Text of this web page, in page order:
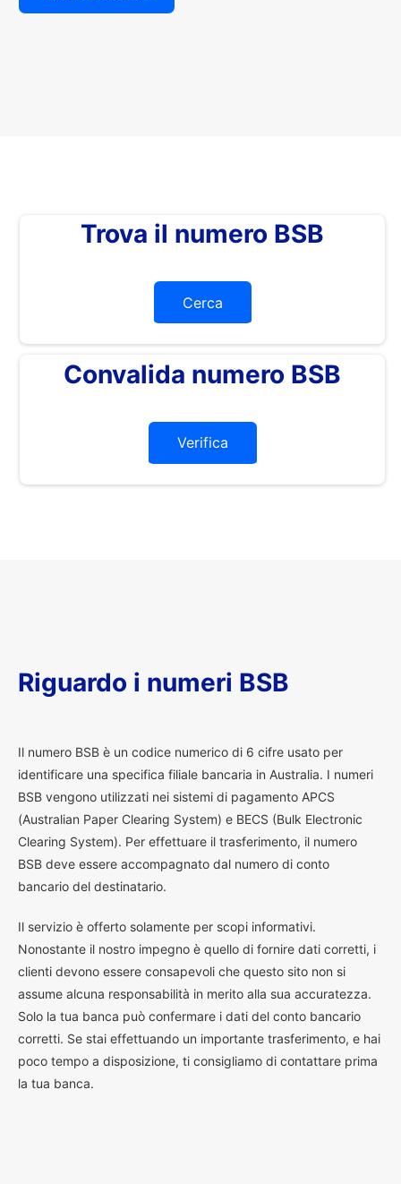
Trova il numero BSB
Cerca
Convalida numero BSB
Verifica
Riguardo i numeri BSB
Il numero BSB è un codice numerico di 6 cifre usato per
identificare una specifica filiale bancaria in Australia. I numeri
BSB vengono utilizzati nei sistemi di pagamento APCS
(Australian Paper Clearing System) e BECS (Bulk Electronic
Clearing System). Per effettuare il trasferimento, il numero
BSB deve essere accompagnato dal numero di conto
bancario del destinatario.
Il servizio è offerto solamente per scopi informativi.
Nonostante il nostro impegno è quello di fornire dati corretti, i
clienti devono essere consapevoli che questo sito non si
assume alcuna responsabilità in merito alla sua accuratezza.
Solo la tua banca può confermare i dati del conto bancario
corretti. Se stai effettuando un importante trasferimento, e hai
poco tempo a disposizione, ti consigliamo di contattare prima
la tua banca.